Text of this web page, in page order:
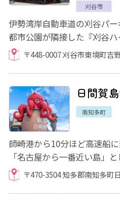
刈谷市
伊勢湾岸自動車道の刈谷パ
都市公園が隣接した『刈谷
は、人気店舗が軒を連ねる充
〒448-0007 刈谷市東境町吉
日間賀島
南知多町
師崎港から10分ほど高速船
「名古屋から一番近い島」
フグの名産地として親しまれ
〒470-3504 知多郡南知多町